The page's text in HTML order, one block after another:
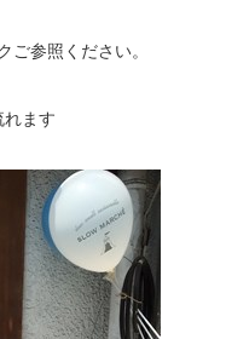
ご参照ください。
ます